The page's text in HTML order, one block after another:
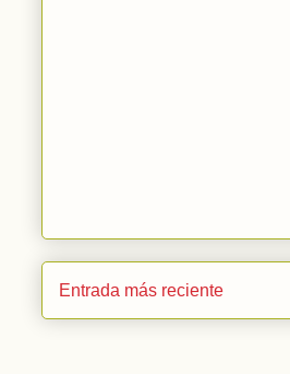
Entrada más reciente